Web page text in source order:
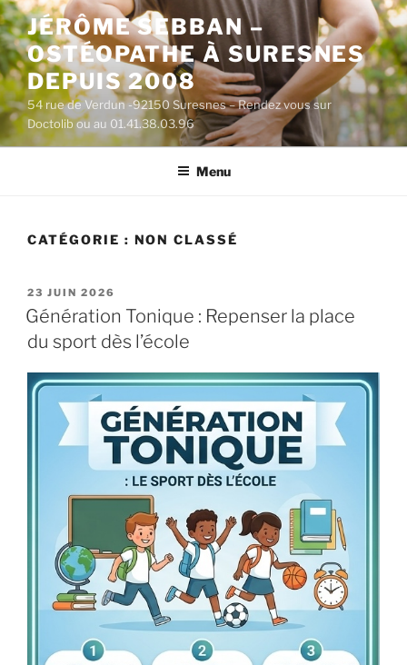
Aller
au
contenu
principal
JÉRÔME SEBBAN –
OSTÉOPATHE À SURESNES
DEPUIS 2008
54 rue de Verdun -92150 Suresnes – Rendez vous sur
Doctolib ou au 01.41.38.03.96
Menu
CATÉGORIE : NON CLASSÉ
PUBLIÉ
LE
23 JUIN 2026
Génération Tonique : Repenser la place
du sport dès l’école